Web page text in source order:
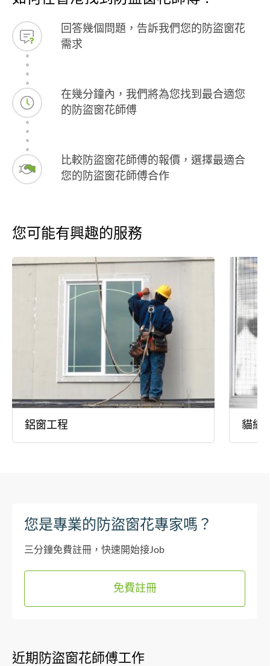
回答幾個問題，告訴我們您的防盜窗花
需求
在幾分鐘內，我們將為您找到最合適您
的防盜窗花師傅
比較防盜窗花師傅的報價，選擇最適合
您的防盜窗花師傅合作
您可能有興趣的服務
鋁窗工程 貓網
您是專業的防盜窗花專家嗎？
三分鐘免費註冊，快速開始接Job
免費註冊
近期防盜窗花師傅工作